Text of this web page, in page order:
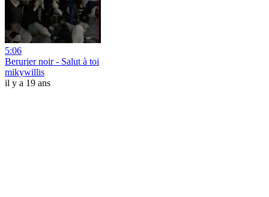
5:06
Berurier noir - Salut à toi
mikywillis
il y a 19 ans